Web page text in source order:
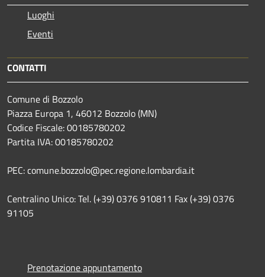
Luoghi
Eventi
CONTATTI
Comune di Bozzolo
Piazza Europa 1, 46012 Bozzolo (MN)
Codice Fiscale: 00185780202
Partita IVA: 00185780202
PEC: comune.bozzolo@pec.regione.lombardia.it
Centralino Unico: Tel. (+39) 0376 910811 Fax (+39) 0376
91105
Prenotazione appuntamento